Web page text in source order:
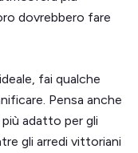
dovrebbero fare
fai qualche
Pensa anche
adatto per gli
gli arredi vittoriani